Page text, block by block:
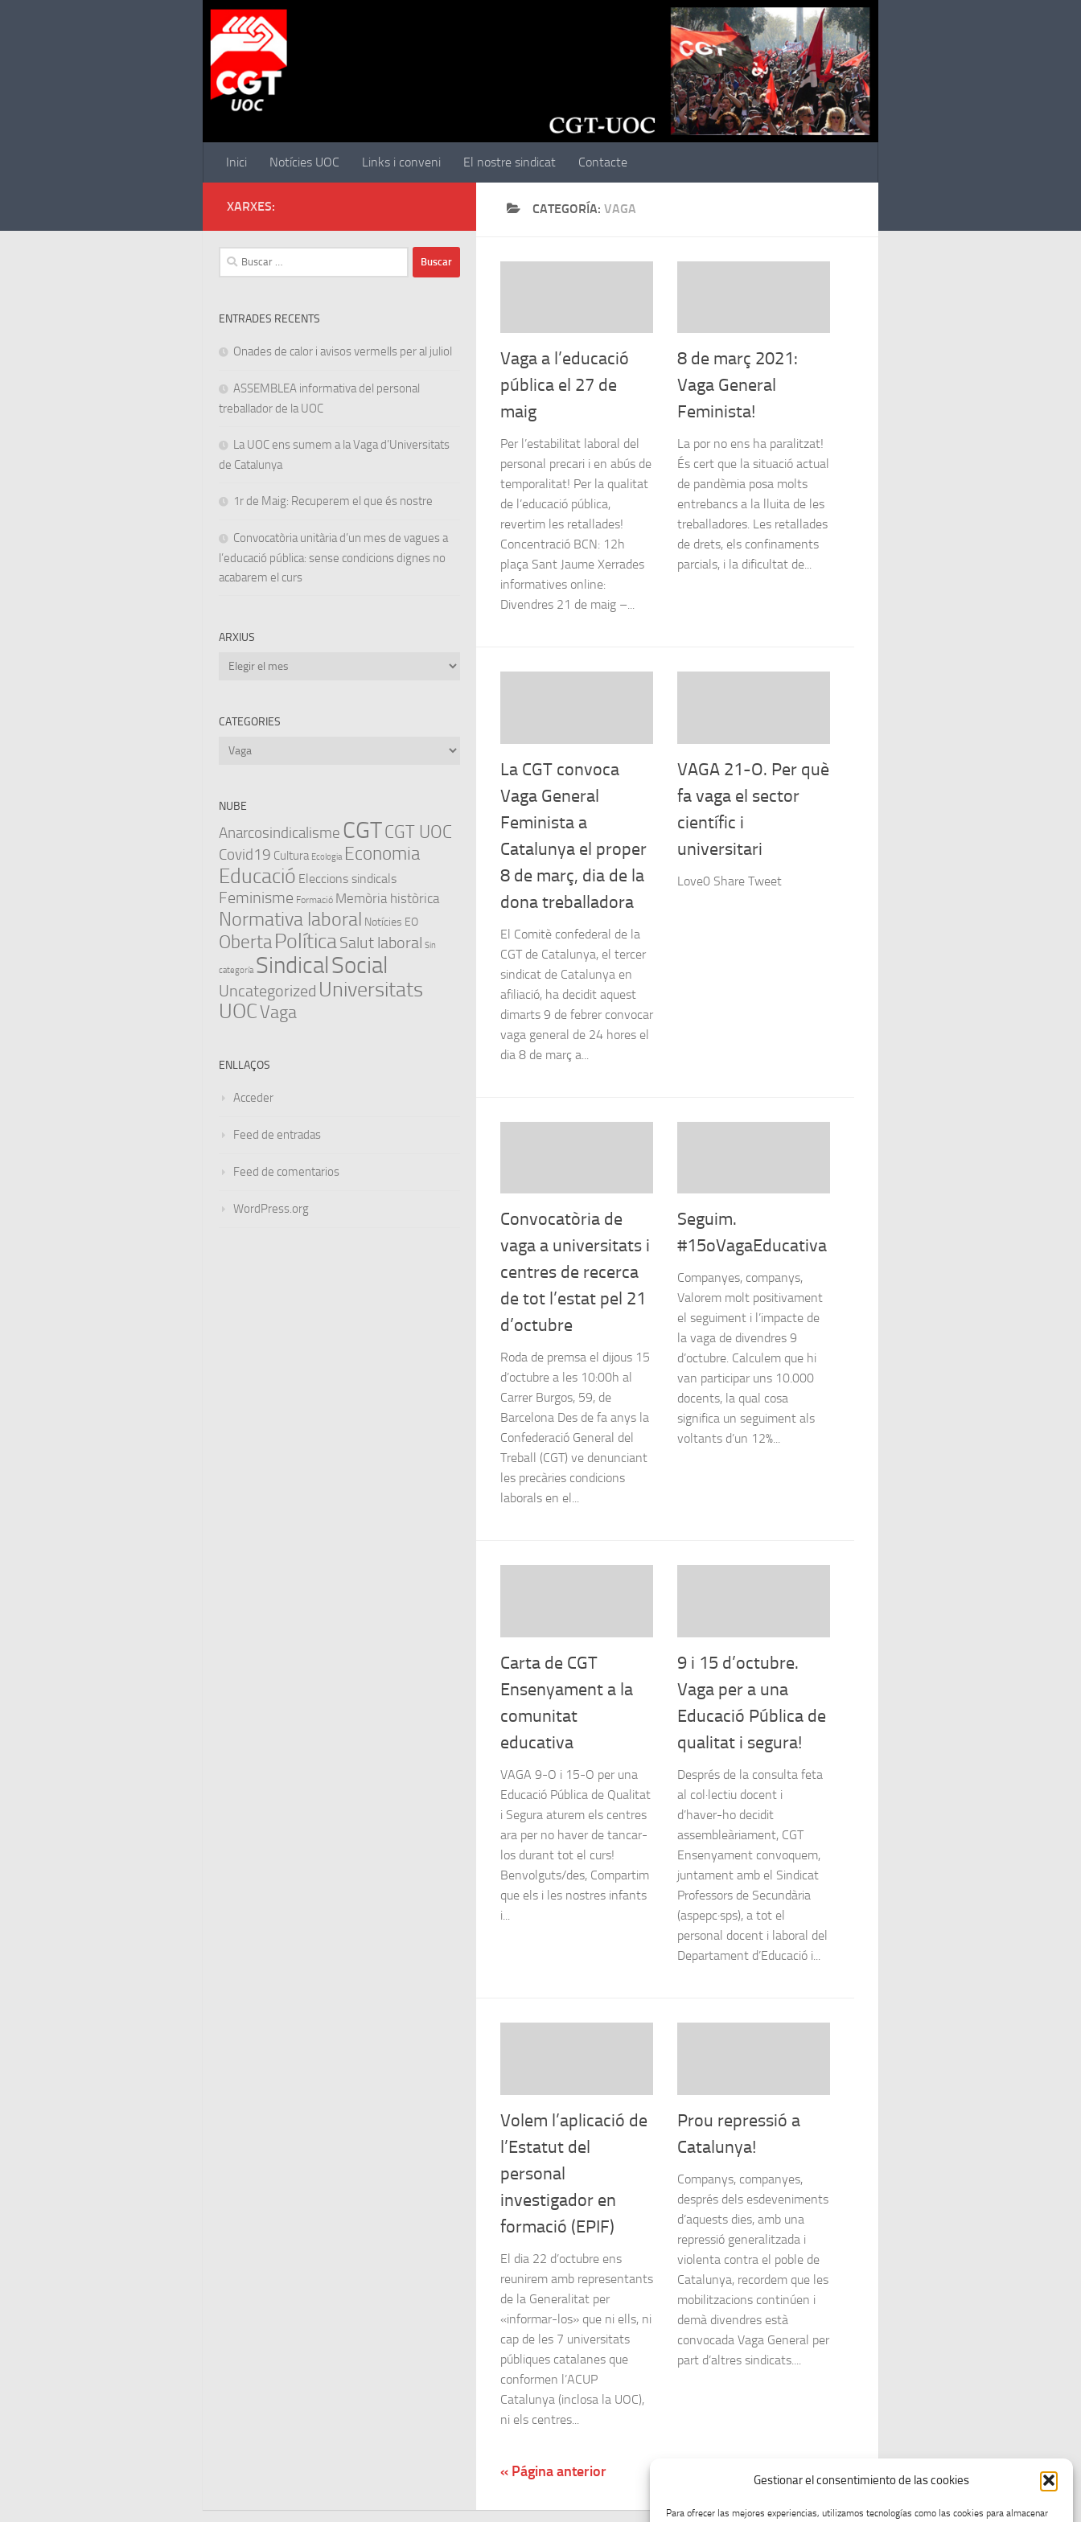
Gestionar el consentimiento de las cookies
Para ofrecer las mejores experiencias, utilizamos tecnologías como las cookies para almacenar
Inici Notícies UOC Links i conveni El nostre sindicat Contacte
CATEGORÍA: VAGA
Vaga a l’educació
pública el 27 de
maig
Per l’estabilitat laboral del
personal precari i en abús de
temporalitat! Per la qualitat
de l’educació pública,
revertim les retallades!
Concentració BCN: 12h
plaça Sant Jaume Xerrades
informatives online:
Divendres 21 de maig –...
8 de març 2021:
Vaga General
Feminista!
La por no ens ha paralitzat!
És cert que la situació actual
de pandèmia posa molts
entrebancs a la lluita de les
treballadores. Les retallades
de drets, els confinaments
parcials, i la dificultat de...
La CGT convoca
Vaga General
Feminista a
Catalunya el proper
8 de març, dia de la
dona treballadora
El Comitè confederal de la
CGT de Catalunya, el tercer
sindicat de Catalunya en
afiliació, ha decidit aquest
dimarts 9 de febrer convocar
vaga general de 24 hores el
dia 8 de març a...
VAGA 21-O. Per què
fa vaga el sector
científic i
universitari
Love0 Share Tweet
Convocatòria de
vaga a universitats i
centres de recerca
de tot l’estat pel 21
d’octubre
Roda de premsa el dijous 15
d’octubre a les 10:00h al
Carrer Burgos, 59, de
Barcelona Des de fa anys la
Confederació General del
Treball (CGT) ve denunciant
les precàries condicions
laborals en el...
Seguim.
#15oVagaEducativa
Companyes, companys,
Valorem molt positivament
el seguiment i l’impacte de
la vaga de divendres 9
d’octubre. Calculem que hi
van participar uns 10.000
docents, la qual cosa
significa un seguiment als
voltants d’un 12%...
Carta de CGT
Ensenyament a la
comunitat
educativa
VAGA 9-O i 15-O per una
Educació Pública de Qualitat
i Segura aturem els centres
ara per no haver de tancar-
los durant tot el curs!
Benvolguts/des, Compartim
que els i les nostres infants
i...
9 i 15 d’octubre.
Vaga per a una
Educació Pública de
qualitat i segura!
Després de la consulta feta
al col·lectiu docent i
d’haver-ho decidit
assembleàriament, CGT
Ensenyament convoquem,
juntament amb el Sindicat
Professors de Secundària
(aspepc·sps), a tot el
personal docent i laboral del
Departament d’Educació i...
Volem l’aplicació de
l’Estatut del
personal
investigador en
formació (EPIF)
El dia 22 d’octubre ens
reunirem amb representants
de la Generalitat per
«informar-los» que ni ells, ni
cap de les 7 universitats
públiques catalanes que
conformen l’ACUP
Catalunya (inclosa la UOC),
ni els centres...
Prou repressió a
Catalunya!
Companys, companyes,
després dels esdeveniments
d’aquests dies, amb una
repressió generalitzada i
violenta contra el poble de
Catalunya, recordem que les
mobilitzacions continúen i
demà divendres està
convocada Vaga General per
part d’altres sindicats....
« Página anterior Página siguiente »
XARXES:
Buscar:
ENTRADES RECENTS
Onades de calor i avisos vermells per al juliol
ASSEMBLEA informativa del personal
treballador de la UOC
La UOC ens sumem a la Vaga d’Universitats
de Catalunya
1r de Maig: Recuperem el que és nostre
Convocatòria unitària d’un mes de vagues a
l’educació pública: sense condicions dignes no
acabarem el curs
ARXIUS
Arxius
CATEGORIES
Categories
NUBE
Anarcosindicalisme CGTCGT UOC
Covid19 Cultura Ecologia Economia
Educació Eleccions sindicals
Feminisme Formació Memòria històrica
Normativa laboral Notícies EO
ObertaPolíticaSalut laboral Sin
categoría SindicalSocial
Uncategorized Universitats
UOCVaga
ENLLAÇOS
Acceder
Feed de entradas
Feed de comentarios
WordPress.org